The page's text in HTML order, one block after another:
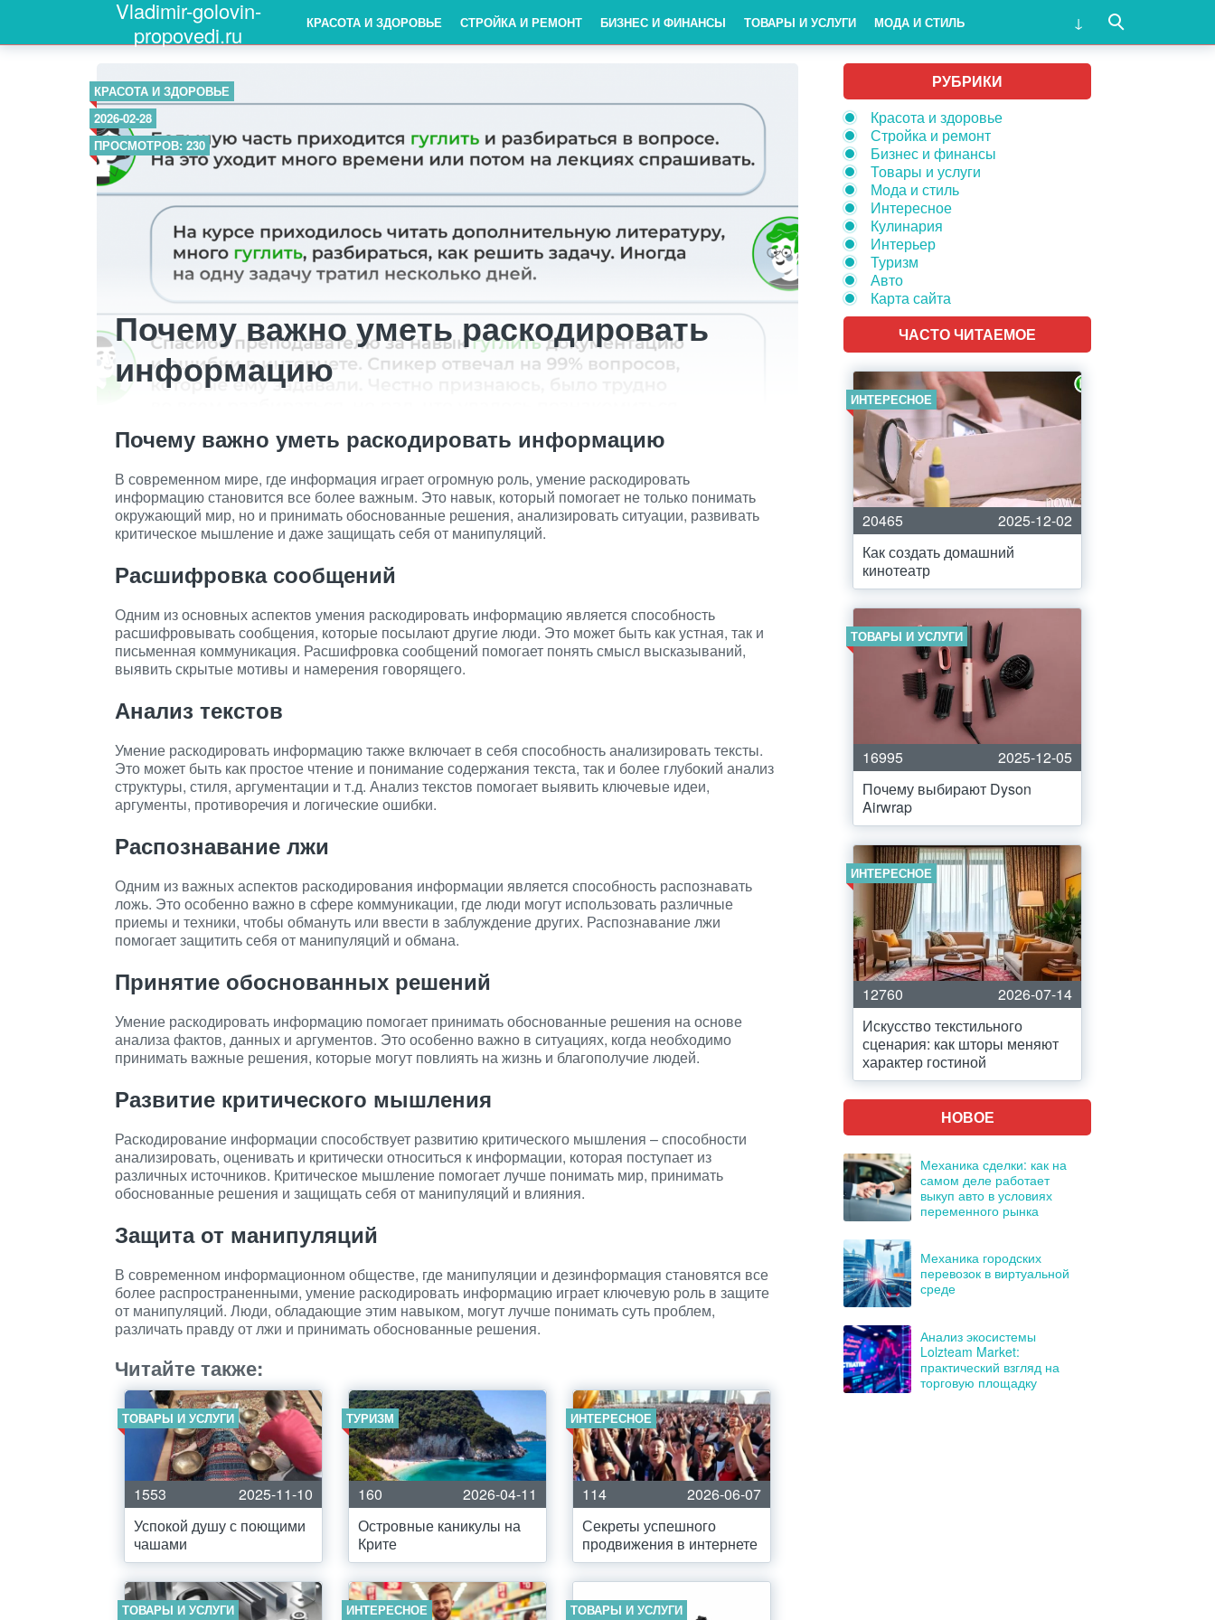
Vladimir-golovin-
propovedi.ru
КРАСОТА И ЗДОРОВЬЕ СТРОЙКА И РЕМОНТ БИЗНЕС И ФИНАНСЫ ТОВАРЫ И УСЛУГИ МОДА И СТИЛЬ
КРАСОТА И ЗДОРОВЬЕ
2026-02-28
ПРОСМОТРОВ: 230
Почему важно уметь раскодировать
информацию
Почему важно уметь раскодировать информацию
В современном мире, где информация играет огромную роль, умение раскодировать
информацию становится все более важным. Это навык, который помогает не только понимать
окружающий мир, но и принимать обоснованные решения, анализировать ситуации, развивать
критическое мышление и даже защищать себя от манипуляций.
Расшифровка сообщений
Одним из основных аспектов умения раскодировать информацию является способность
расшифровывать сообщения, которые посылают другие люди. Это может быть как устная, так и
письменная коммуникация. Расшифровка сообщений помогает понять смысл высказываний,
выявить скрытые мотивы и намерения говорящего.
Анализ текстов
Умение раскодировать информацию также включает в себя способность анализировать тексты.
Это может быть как простое чтение и понимание содержания текста, так и более глубокий анализ
структуры, стиля, аргументации и т.д. Анализ текстов помогает выявить ключевые идеи,
аргументы, противоречия и логические ошибки.
Распознавание лжи
Одним из важных аспектов раскодирования информации является способность распознавать
ложь. Это особенно важно в сфере коммуникации, где люди могут использовать различные
приемы и техники, чтобы обмануть или ввести в заблуждение других. Распознавание лжи
помогает защитить себя от манипуляций и обмана.
Принятие обоснованных решений
Умение раскодировать информацию помогает принимать обоснованные решения на основе
анализа фактов, данных и аргументов. Это особенно важно в ситуациях, когда необходимо
принимать важные решения, которые могут повлиять на жизнь и благополучие людей.
Развитие критического мышления
Раскодирование информации способствует развитию критического мышления – способности
анализировать, оценивать и критически относиться к информации, которая поступает из
различных источников. Критическое мышление помогает лучше понимать мир, принимать
обоснованные решения и защищать себя от манипуляций и влияния.
Защита от манипуляций
В современном информационном обществе, где манипуляции и дезинформация становятся все
более распространенными, умение раскодировать информацию играет ключевую роль в защите
от манипуляций. Люди, обладающие этим навыком, могут лучше понимать суть проблем,
различать правду от лжи и принимать обоснованные решения.
Читайте также:
ТОВАРЫ И УСЛУГИ
1553
2025-11-10
Успокой душу с поющими
чашами
ТУРИЗМ
160
2026-04-11
Островные каникулы на
Крите
ИНТЕРЕСНОЕ
114
2026-06-07
Секреты успешного
продвижения в интернете
ТОВАРЫ И УСЛУГИ ИНТЕРЕСНОЕ ТОВАРЫ И УСЛУГИ
РУБРИКИ
Красота и здоровье
Стройка и ремонт
Бизнес и финансы
Товары и услуги
Мода и стиль
Интересное
Кулинария
Интерьер
Туризм
Авто
Карта сайта
ЧАСТО ЧИТАЕМОЕ
ИНТЕРЕСНОЕ
20465
2025-12-02
Как создать домашний
кинотеатр
ТОВАРЫ И УСЛУГИ
16995
2025-12-05
Почему выбирают Dyson
Airwrap
ИНТЕРЕСНОЕ
12760
2026-07-14
Искусство текстильного
сценария: как шторы меняют
характер гостиной
НОВОЕ
Механика сделки: как на
самом деле работает
выкуп авто в условиях
переменного рынка
Механика городских
перевозок в виртуальной
среде
Анализ экосистемы
Lolzteam Market:
практический взгляд на
торговую площадку